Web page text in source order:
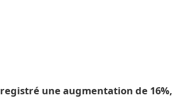
une augmentation de 16%,